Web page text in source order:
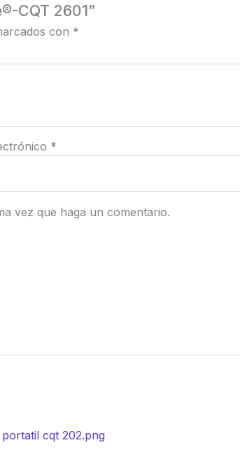
CQT 2601”
con *
*
vez que haga un comentario.